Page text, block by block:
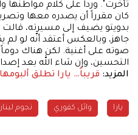
تأخرت". ورداً على كلام مواطنها
كان مقرراً أن يصدره معها
بدويتو يضيف إلى مسيرته، قالت
جاهز، وبالعكس أعتقد أنّه لو لم
صوته على أغنية. لكن هناك
التحسين، وإن شاء الله بعد
المزيد: قريباً… يارا تطلق ألبومها
يارا وائل كفوري نجوم